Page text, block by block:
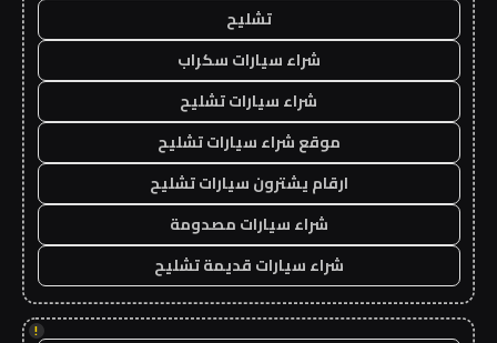
تشليح
شراء سيارات سكراب
شراء سيارات تشليح
موقع شراء سيارات تشليح
ارقام يشترون سيارات تشليح
شراء سيارات مصدومة
شراء سيارات قديمة تشليح
!